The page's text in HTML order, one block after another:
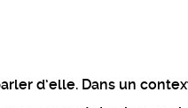
d’elle. Dans un